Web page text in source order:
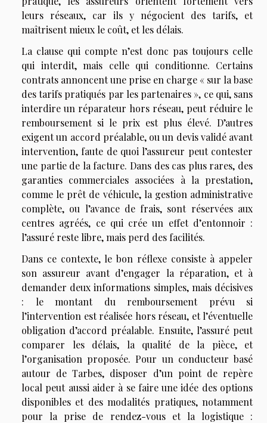
leurs réseaux, car ils y négocient des tarifs, et
maîtrisent mieux le coût, et les délais.
La clause qui compte n’est donc pas toujours celle
qui interdit, mais celle qui conditionne. Certains
contrats annoncent une prise en charge « sur la base
des tarifs pratiqués par les partenaires », ce qui, sans
interdire un réparateur hors réseau, peut réduire le
remboursement si le prix est plus élevé. D’autres
exigent un accord préalable, ou un devis validé avant
intervention, faute de quoi l’assureur peut contester
une partie de la facture. Dans des cas plus rares, des
garanties commerciales associées à la prestation,
comme le prêt de véhicule, la gestion administrative
complète, ou l’avance de frais, sont réservées aux
centres agréés, ce qui crée un effet d’entonnoir :
l’assuré reste libre, mais perd des facilités.
Dans ce contexte, le bon réflexe consiste à appeler
son assureur avant d’engager la réparation, et à
demander deux informations simples, mais décisives
: le montant du remboursement prévu si
l’intervention est réalisée hors réseau, et l’éventuelle
obligation d’accord préalable. Ensuite, l’assuré peut
comparer les délais, la qualité de la pièce, et
l’organisation proposée. Pour un conducteur basé
autour de Tarbes, disposer d’un point de repère
local peut aussi aider à se faire une idée des options
disponibles et des modalités pratiques, notamment
pour la prise de rendez-vous et la logistique :